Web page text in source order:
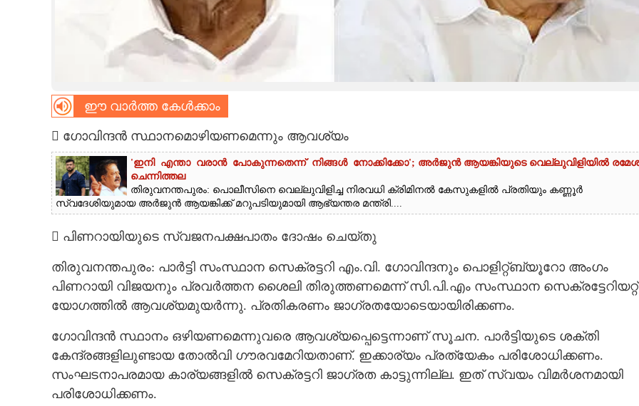
LITERATURE
CONTACT US
ഈ വാർത്ത കേൾക്കാം
 ഗോവിന്ദൻ സ്ഥാനമൊഴിയണമെന്നും ആവശ്യം
'ഇനി എന്താ വരാൻ പോകുന്നതെന്ന് നിങ്ങൾ നോക്കിക്കോ'; അർജുൻ ആയങ്കിയുടെ വെല്ലുവിളിയിൽ
ചെന്നിത്തല
തിരുവനന്തപുരം: പൊലീസിനെ വെല്ലുവിളിച്ച നിരവധി ക്രിമിനൽ കേസുകളിൽ പ്രതിയും കണ്ണൂർ
സ്വദേശിയുമായ അർജുൻ ആയങ്കിക്ക് മറുപടിയുമായി ആഭ്യന്തര മന്ത്രി....
 പിണറായിയുടെ സ്വജനപക്ഷപാതം ദോഷം ചെയ്തു
തിരുവനന്തപുരം: പാർട്ടി സംസ്ഥാന സെക്രട്ടറി എം.വി. ഗോവിന്ദനും പൊളിറ്റ്‌ബ്യൂറോ അംഗം
പിണറായി വിജയനും പ്രവർത്തന ശൈലി തിരുത്തണമെന്ന് സി.പി.എം സംസ്ഥാന സെക്രട്ടേറിയറ്റ്
യോഗത്തിൽ ആവശ്യമുയർന്നു. പ്രതികരണം ജാഗ്രതയോടെയായിരിക്കണം.
ഗോവിന്ദൻ സ്ഥാനം ഒഴിയണമെന്നുവരെ ആവശ്യപ്പെട്ടെന്നാണ് സൂചന. പാർട്ടിയുടെ ശക്തി
കേന്ദ്രങ്ങളിലുണ്ടായ തോൽവി ഗൗരവമേറിയതാണ്. ഇക്കാര്യം പ്രത്യേകം പരിശോധിക്കണം.
സംഘടനാപരമായ കാര്യങ്ങളിൽ സെക്രട്ടറി ജാഗ്രത കാട്ടുന്നില്ല. ഇത് സ്വയം വിമർശനമായി
പരിശോധിക്കണം.